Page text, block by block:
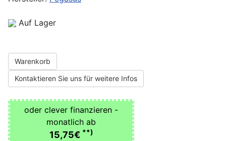
Auf Lager
Warenkorb
Kontaktieren Sie uns für weitere Infos
oder clever finanzieren -
monatlich ab
15,75€ **)